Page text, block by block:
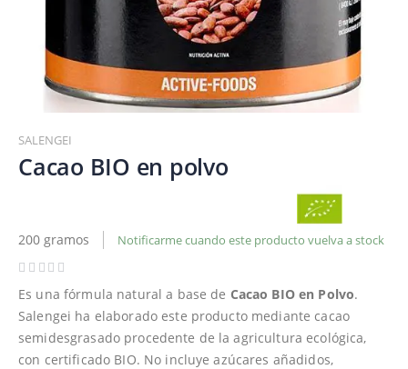
al
comienzo
de
de
SALENGEI
Cacao BIO en polvo
200 gramos Notificarme cuando este producto vuelva a stock
Es una fórmula natural a base de Cacao BIO en Polvo.
Salengei ha elaborado este producto mediante cacao
semidesgrasado procedente de la agricultura ecológica,
con certificado BIO. No incluye azúcares añadidos,